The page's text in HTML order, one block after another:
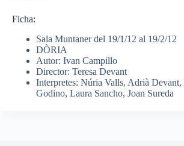
Ficha:
Sala Muntaner del 19/1/12 al 19/2/12
DÒRIA
Autor: Ivan Campillo
Director: Teresa Devant
Interpretes: Núria Valls, Adrià Devant,
Godino, Laura Sancho, Joan Sureda